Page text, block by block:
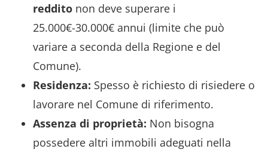
reddito non deve superare i
25.000€-30.000€ annui (limite che può
variare a seconda della Regione e del
Comune).
Residenza: Spesso è richiesto di risiedere o
lavorare nel Comune di riferimento.
Assenza di proprietà: Non bisogna
possedere altri immobili adeguati nella